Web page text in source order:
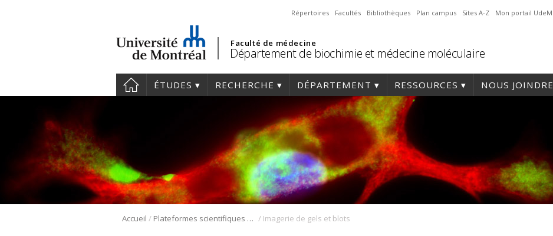
Répertoires Facultés Bibliothèques Plan campus Sites A-Z Mon portail UdeM
Faculté de médecine
Département de biochimie et médecine moléculaire
ÉTUDES RECHERCHE DÉPARTEMENT RESSOURCES NOUS JOINDRE
Accueil / Plateformes scientifiques BMM / Imagerie de gels et blots